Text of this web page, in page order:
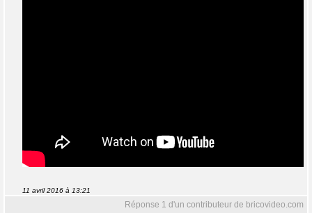
11 avril 2016 à 13:21
Réponse 1 d'un contributeur de bricovideo.com